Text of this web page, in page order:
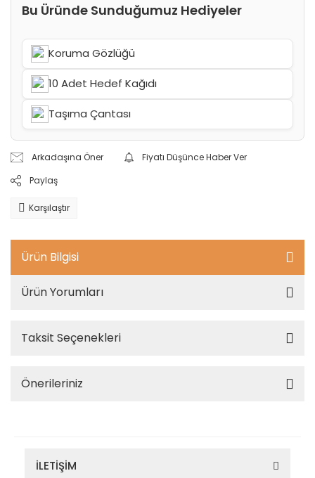
Bu Üründe Sunduğumuz Hediyeler
Koruma Gözlüğü
10 Adet Hedef Kağıdı
Taşıma Çantası
Arkadaşına Öner
Fiyatı Düşünce Haber Ver
Paylaş
Karşılaştır
Ürün Bilgisi
Ürün Yorumları
Taksit Seçenekleri
Önerileriniz
İLETİŞİM